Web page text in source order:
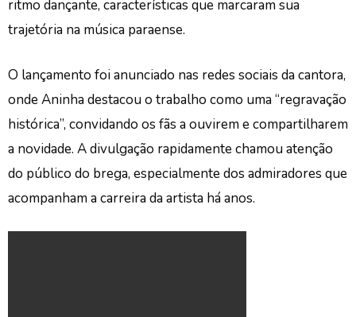
ritmo dançante, características que marcaram sua
trajetória na música paraense.
O lançamento foi anunciado nas redes sociais da cantora,
onde Aninha destacou o trabalho como uma “regravação
histórica”, convidando os fãs a ouvirem e compartilharem
a novidade. A divulgação rapidamente chamou atenção
do público do brega, especialmente dos admiradores que
acompanham a carreira da artista há anos.